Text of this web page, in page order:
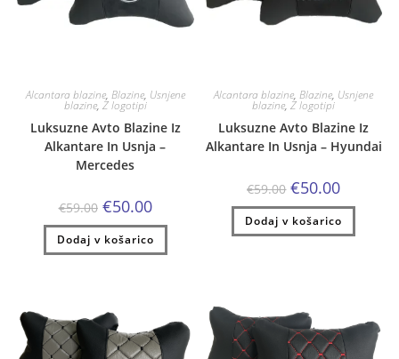
Alcantara blazine, Blazine, Usnjene
blazine, Z logotipi
Luksuzne Avto Blazine Iz
Alkantare In Usnja –
Mercedes
€59.00 Izvirna
cena
je
bila:
€59.00.
€50.00Trenutna
cena
je:
€50.00.
Dodaj v košarico
Alcantara blazine,Blazine, Usnjene
blazine,Z logotipi
Luksuzne Avto Blazine Iz
Alkantare In Usnja – Hyundai
€59.00 Izvirna
cena
je
bila:
€59.00.
€50.00Trenutna
je:
€50.00.
Dodaj v košarico